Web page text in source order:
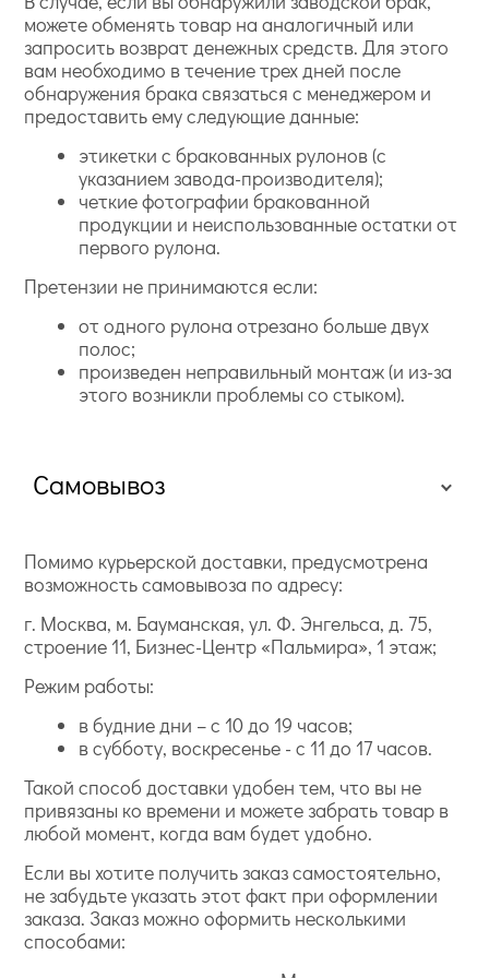
можете обменять товар на аналогичный или
запросить возврат денежных средств. Для этого
вам необходимо в течение трех дней после
обнаружения брака связаться с менеджером и
предоставить ему следующие данные:
этикетки с бракованных рулонов (с
указанием завода-производителя);
четкие фотографии бракованной
продукции и неиспользованные остатки от
первого рулона.
Претензии не принимаются если:
от одного рулона отрезано больше двух
полос;
произведен неправильный монтаж (и из-за
этого возникли проблемы со стыком).
Самовывоз
Помимо курьерской доставки, предусмотрена
возможность самовывоза по адресу:
г. Москва, м. Бауманская, ул. Ф. Энгельса, д. 75,
строение 11, Бизнес-Центр «Пальмира», 1 этаж;
Режим работы:
в будние дни – с 10 до 19 часов;
в субботу, воскресенье - с 11 до 17 часов.
Такой способ доставки удобен тем, что вы не
привязаны ко времени и можете забрать товар в
любой момент, когда вам будет удобно.
Если вы хотите получить заказ самостоятельно,
не забудьте указать этот факт при оформлении
заказа. Заказ можно оформить несколькими
способами: